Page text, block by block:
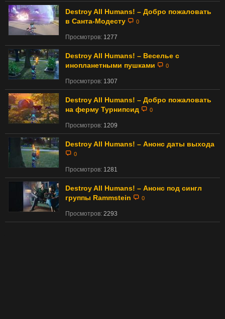
Destroy All Humans! – Добро пожаловать
в Санта-Модесту
0
Просмотров: 1277
Destroy All Humans! – Веселье с
инопланетными пушками
0
Просмотров: 1307
Destroy All Humans! – Добро пожаловать
на ферму Турнипсид
0
Просмотров: 1209
Destroy All Humans! – Анонс даты выхода
0
Просмотров: 1281
Destroy All Humans! – Анонс под сингл
группы Rammstein
0
Просмотров: 2293